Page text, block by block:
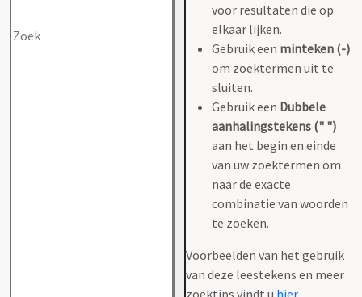
voor resultaten die op
elkaar lijken.
Gebruik een minteken (-)
om zoektermen uit te
sluiten.
Gebruik een Dubbele
aanhalingstekens (" ")
aan het begin en einde
van uw zoektermen om
naar de exacte
combinatie van woorden
te zoeken.
Voorbeelden van het gebruik
van deze leestekens en meer
zoektips vindt u hier.